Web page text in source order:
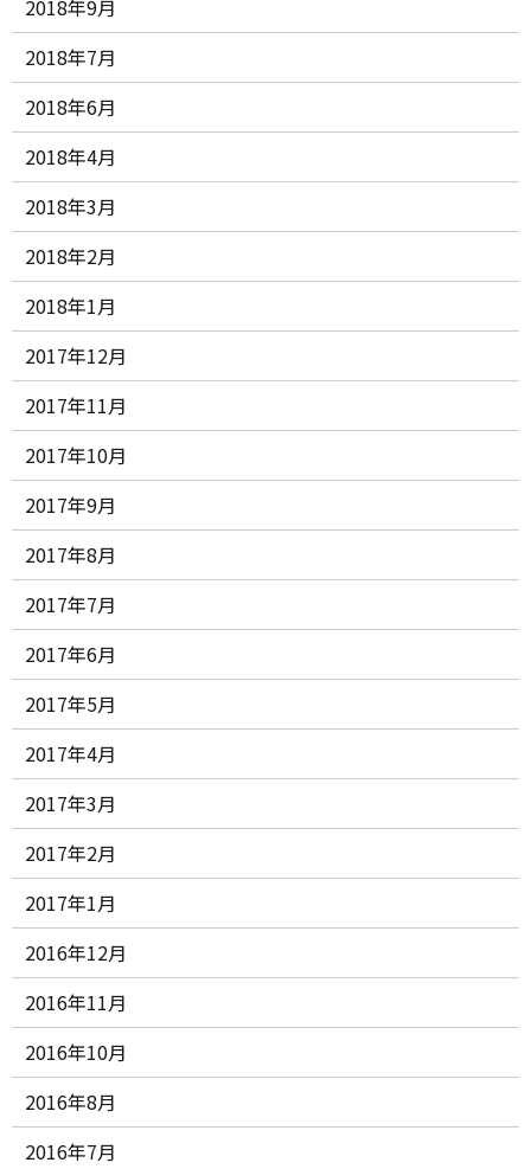
2018年9月
2018年7月
2018年6月
2018年4月
2018年3月
2018年2月
2018年1月
2017年12月
2017年11月
2017年10月
2017年9月
2017年8月
2017年7月
2017年6月
2017年5月
2017年4月
2017年3月
2017年2月
2017年1月
2016年12月
2016年11月
2016年10月
2016年8月
2016年7月